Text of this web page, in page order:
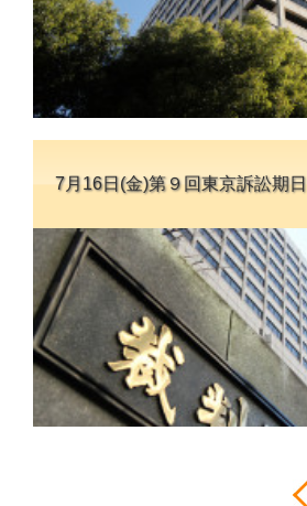
7月16日(金)第９回東京訴訟期日